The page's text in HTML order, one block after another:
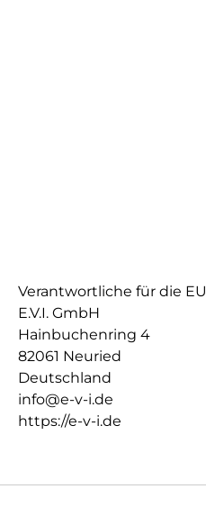
Verantwortliche für die EU
E.V.I. GmbH
Hainbuchenring 4
82061 Neuried
Deutschland
info@e-v-i.de
https://e-v-i.de